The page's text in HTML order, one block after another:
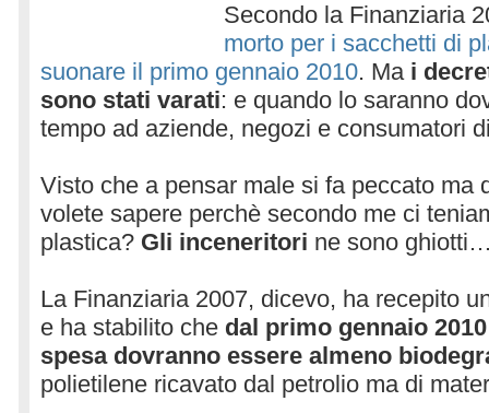
Secondo la Finanziaria
morto per i sacchetti di
suonare il primo gennaio 2010. Ma i
sono stati varati: e quando lo saranno
tempo ad aziende, negozi e consumatori
Visto che a pensar male si fa peccato ma
volete sapere perchè secondo me ci
plastica? Gli inceneritori ne sono
La Finanziaria 2007, dicevo, ha recepito
e ha stabilito che dal primo gennaio
spesa dovranno essere almeno
polietilene ricavato dal petrolio ma di